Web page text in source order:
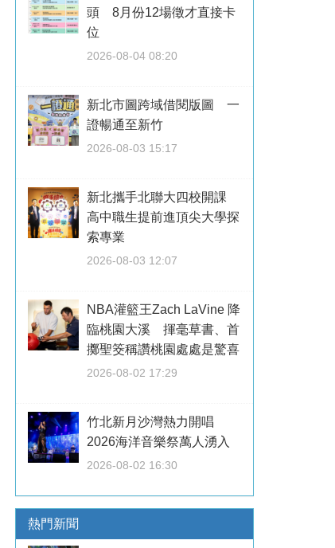
頭 8月份12場徵才直接卡
位
2026-08-04 08:20
新北市圖跨域借閱版圖 一
證暢通至新竹
2026-08-03 15:17
新北攜手北聯大四校開課
高中職生提前進頂尖大學探
索專業
2026-08-03 12:07
NBA灌籃王Zach LaVine 降
臨桃園大溪 揮毫草書、首
擲聖筊稱讚桃園處處是驚喜
2026-08-02 17:29
竹北新月沙灣熱力開唱
2026海洋音樂祭萬人湧入
2026-08-02 16:30
熱門新聞